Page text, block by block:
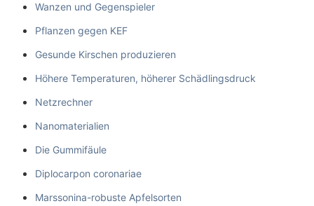
Wanzen und Gegenspieler
Pflanzen gegen KEF
Gesunde Kirschen produzieren
Höhere Temperaturen, höherer Schädlingsdruck
Netzrechner
Nanomaterialien
Die Gummifäule
Diplocarpon coronariae
Marssonina-robuste Apfelsorten